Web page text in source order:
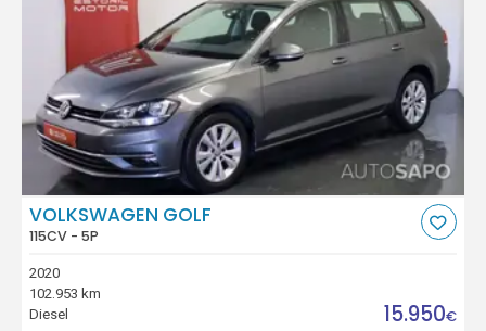
VOLKSWAGEN GOLF
115CV - 5P
2020
102.953 km
Diesel
15.950€